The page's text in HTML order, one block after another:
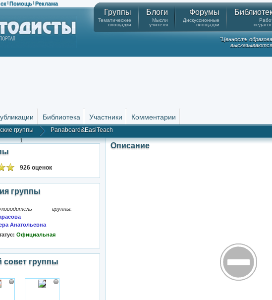
| Помощь | Реклама
Группы
Тематические
площадки
Блоги
Мысли
учителя
Форумы
Дискуссионные
площадки
"Ценность
Библиотека Участники Комментарии
группы Panaboard&EasiTeach
1
926 оценок
группы
группы:
Анатольевна
Официальная
совет группы
Описание